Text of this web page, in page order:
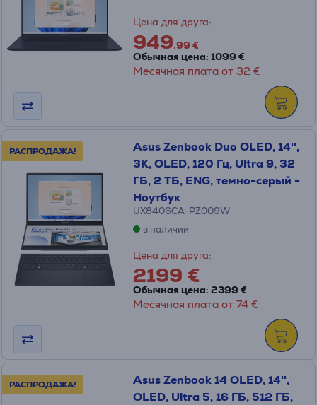
Цена для друга:
949.99 €
Обычная цена: 1099 €
Месячная плата от 32 €
РАСПРОДАЖА!
Asus Zenbook Duo OLED, 14'',
3K, OLED, 120 Гц, Ultra 9, 32
ГБ, 2 ТБ, ENG, темно-серый -
Ноутбук
UX8406CA-PZ009W
в наличии
Цена для друга:
2199 €
Обычная цена: 2399 €
Месячная плата от 74 €
РАСПРОДАЖА!
Asus Zenbook 14 OLED, 14'',
OLED, Ultra 5, 16 ГБ, 512 ГБ,